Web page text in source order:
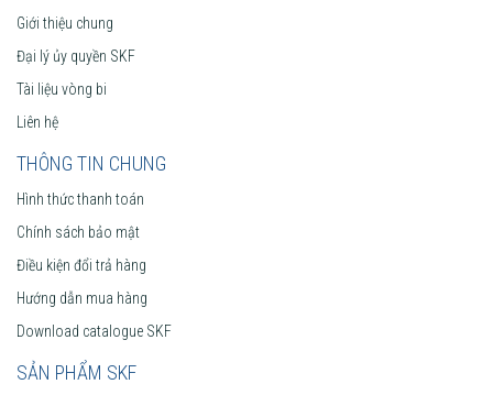
Giới thiệu chung
Đại lý ủy quyền SKF
Tài liệu vòng bi
Liên hệ
THÔNG TIN CHUNG
Hình thức thanh toán
Chính sách bảo mật
Điều kiện đổi trả hàng
Hướng dẫn mua hàng
Download catalogue SKF
SẢN PHẨM SKF